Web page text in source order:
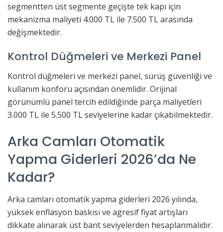
segmentten üst segmente geçişte tek kapı için
mekanizma maliyeti 4.000 TL ile 7.500 TL arasında
değişmektedir.
Kontrol Düğmeleri ve Merkezi Panel
Kontrol düğmeleri ve merkezi panel, sürüş güvenliği ve
kullanım konforu açısından önemlidir. Orijinal
görünümlü panel tercih edildiğinde parça maliyetleri
3.000 TL ile 5.500 TL seviyelerine kadar çıkabilmektedir.
Arka Camları Otomatik
Yapma Giderleri 2026’da Ne
Kadar?
Arka camları otomatik yapma giderleri 2026 yılında,
yüksek enflasyon baskısı ve agresif fiyat artışları
dikkate alınarak üst bant seviyelerden hesaplanmalıdır.